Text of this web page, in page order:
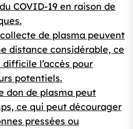
COVID-19 en raison de
de plasma peuvent
distance considérable, ce
l’accès pour
potentiels.
don de plasma peut
ce qui peut décourager
pressées ou